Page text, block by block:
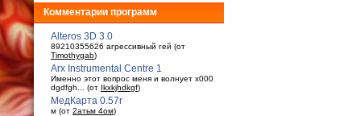
Комментарии программ
Alteros 3D 3.0
89210355626 агрессивный гей (от
Timothygab)
Arx Instrumental Centre 1
Именно этот вопрос меня и волнует x000
dgdfgh... (от Ikxkjhdkgf)
МедКарта 0.57r
м (от 2атьм 4ом)